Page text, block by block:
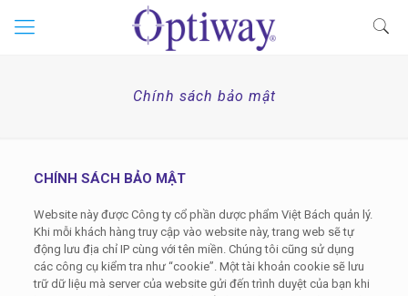
Chính sách bảo mật
CHÍNH SÁCH BẢO MẬT
Website này được Công ty cổ phần dược phẩm Việt Bách quản lý.
Khi mỗi khách hàng truy cập vào website này, trang web sẽ tự
động lưu địa chỉ IP cùng với tên miền. Chúng tôi cũng sử dụng
các công cụ kiểm tra như “cookie”. Một tài khoản cookie sẽ lưu
trữ dữ liệu mà server của website gửi đến trình duyệt của bạn khi